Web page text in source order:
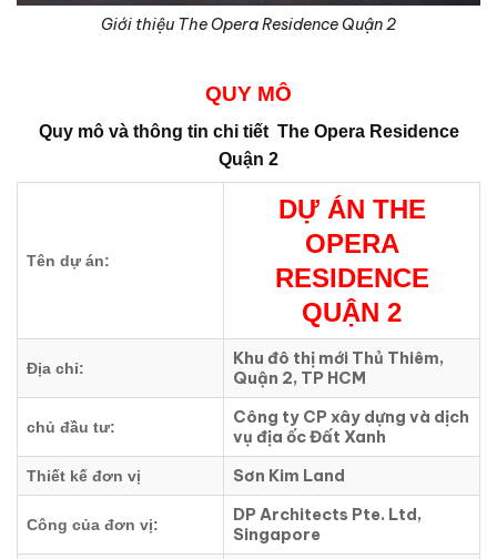
Giới thiệu The Opera Residence Quận 2
QUY MÔ
Quy mô và thông tin chi tiết The Opera Residence
Quận 2
Tên dự án:
DỰ ÁN THE
OPERA
RESIDENCE
QUẬN 2
Địa chỉ:
Khu đô thị mới Thủ Thiêm,
Quận 2, TP HCM
chủ đầu tư:
Công ty CP xây dựng và dịch
vụ địa ốc Đất Xanh
Thiết kế đơn vị Sơn Kim Land
Công của đơn vị:
DP Architects Pte. Ltd,
Singapore